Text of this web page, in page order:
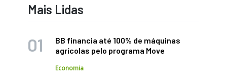
Mais Lidas
BB financia até 100% de máquinas
agrícolas pelo programa Move
Economia